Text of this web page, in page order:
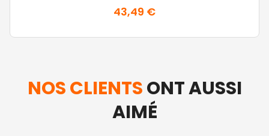
43,49 €
NOS CLIENTSONT AUSSI
AIMÉ